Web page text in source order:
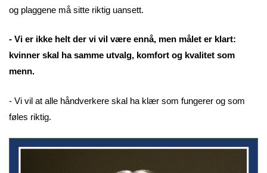
og plaggene må sitte riktig uansett.
- Vi er ikke helt der vi vil være ennå, men målet er klart:
kvinner skal ha samme utvalg, komfort og kvalitet som
menn.
- Vi vil at alle håndverkere skal ha klær som fungerer og som
føles riktig.